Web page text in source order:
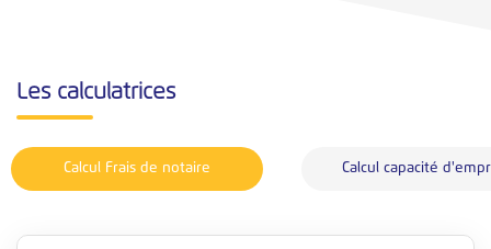
Les calculatrices
Calcul Frais de notaire Calcul capacité